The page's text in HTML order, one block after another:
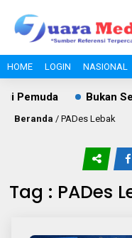
HOME LOGIN NASIONAL
Pemuda Bukan
Beranda / PADes Lebak
Tag : PADes